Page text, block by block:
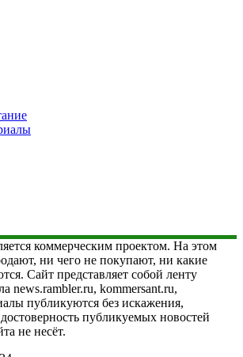
коммерческим проектом. На этом
ни чего не покупают, ни какие
Сайт представляет собой ленту
news.rambler.ru, kommersant.ru,
публикуются без искажения,
достоверность публикуемых новостей
не несёт.